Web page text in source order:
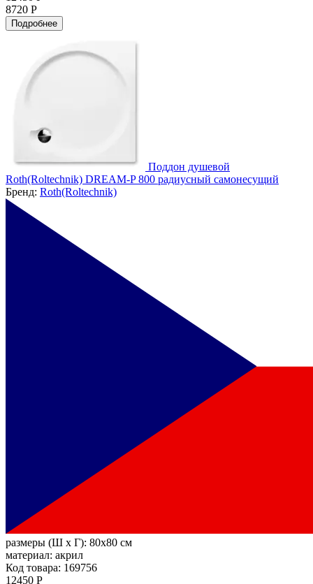
8720 Р
Подробнее
Поддон душевой
Roth(Roltechnik) DREAM-P 800 радиусный самонесущий
Бренд: Roth(Roltechnik)
размеры (Ш х Г): 80x80 см
материал: акрил
Код товара: 169756
12450 Р